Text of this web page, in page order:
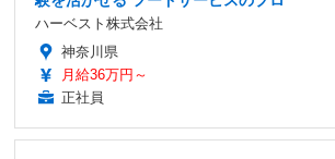
ハーベスト株式会社
神奈川県
月給36万円～
正社員